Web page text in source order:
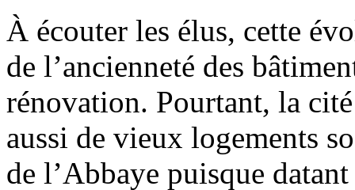
À écouter les élus, cette
de l’ancienneté des
rénovation. Pourtant, la
aussi de vieux logements
de l’Abbaye puisque